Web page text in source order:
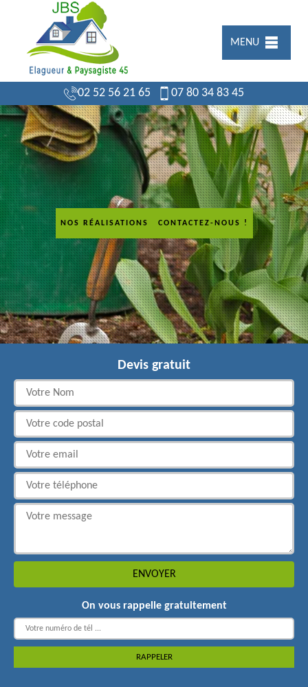
MENU
02 52 56 21 65 07 80 34 83 45
NOS RÉALISATIONS CONTACTEZ-NOUS !
Devis gratuit
On vous rappelle gratuitement